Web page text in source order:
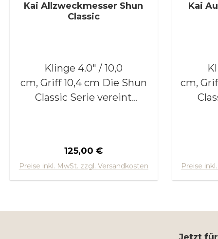
Kai Allzweckmesser Shun
Classic
Klinge 4.0" / 10,0
cm, Griff 10,4 cm Die Shun
Classic Serie vereint
mit modernen und
technisch ausgereiften
Als Ergebnis präsentiert
Regulärer Preis:
125,00 €
Preise inkl. MwSt. zzgl. Versandkosten
In den Warenkorb
Kai
cm, Griff
Als
Preise In